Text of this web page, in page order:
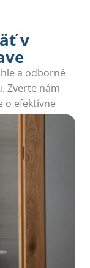
v
a odborné
Zverte nám
o efektívne